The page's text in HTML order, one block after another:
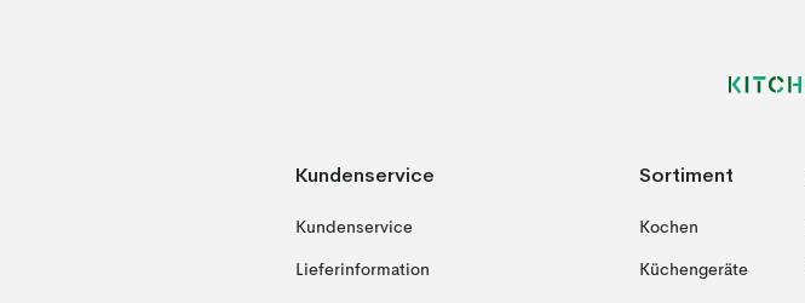
Kundenservice
Kundenservice
Lieferinformation
Sortiment
Kochen
Küchengeräte